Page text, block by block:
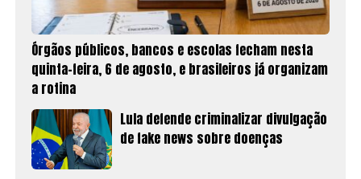
Órgãos públicos, bancos e escolas fecham nesta
quinta-feira, 6 de agosto, e brasileiros já organizam
a rotina
Lula defende criminalizar divulgação
de fake news sobre doenças